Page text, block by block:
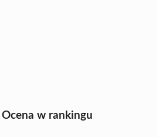
Ocena w rankingu